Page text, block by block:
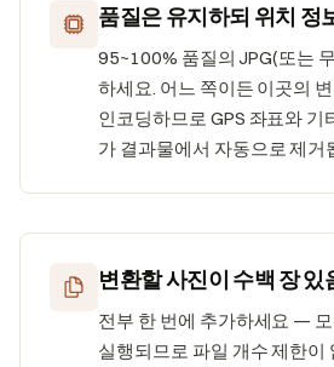
품질은 유지하되 위치 정
95~100% 품질의 JPG(또는
하세요. 어느 쪽이든 이곳의
인코딩하므로 GPS 좌표와 기
가 결과물에서 자동으로 제거
변환할 사진이 수백 장 있
전부 한 번에 추가하세요 —
실행되므로 파일 개수 제한이